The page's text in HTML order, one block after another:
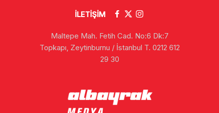
İLETİŞİM
Maltepe Mah. Fetih Cad. No:6 Dk:7
Topkapı, Zeytinburnu / İstanbul T. 0212 612
29 30